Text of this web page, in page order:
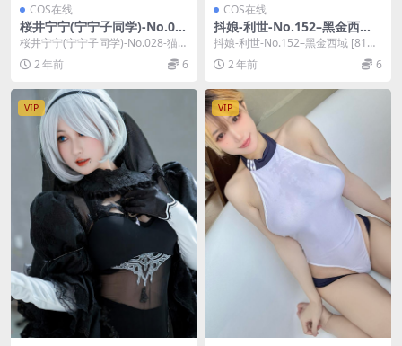
COS在线
桜井宁宁(宁宁子同学)-No.02
8-猫娘 [50P]
桜井宁宁(宁宁子同学)-No.028-猫娘
[50P]，桜井宁宁(宁宁子同学)在...
2 年前 6
COS在线
抖娘-利世-No.152–黑金西域
[81P]
抖娘-利世-No.152–黑金西域 [81
P]，抖娘-利世在线作品导航：抖娘-
利...2 年前 6
VIP VIP